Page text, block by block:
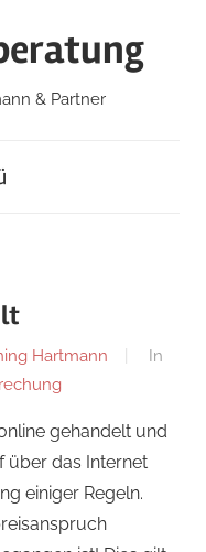
& Partner
Hartmann
In
gehandelt und
über das Internet
einiger Regeln.